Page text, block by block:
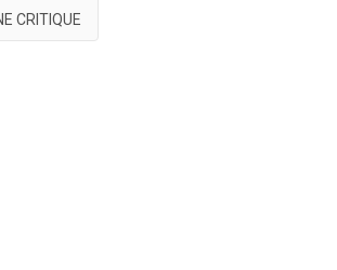
CRITIQUE